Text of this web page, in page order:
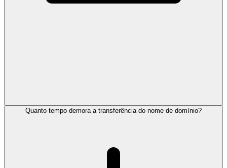
Quanto tempo demora a transferência do nome de domínio?